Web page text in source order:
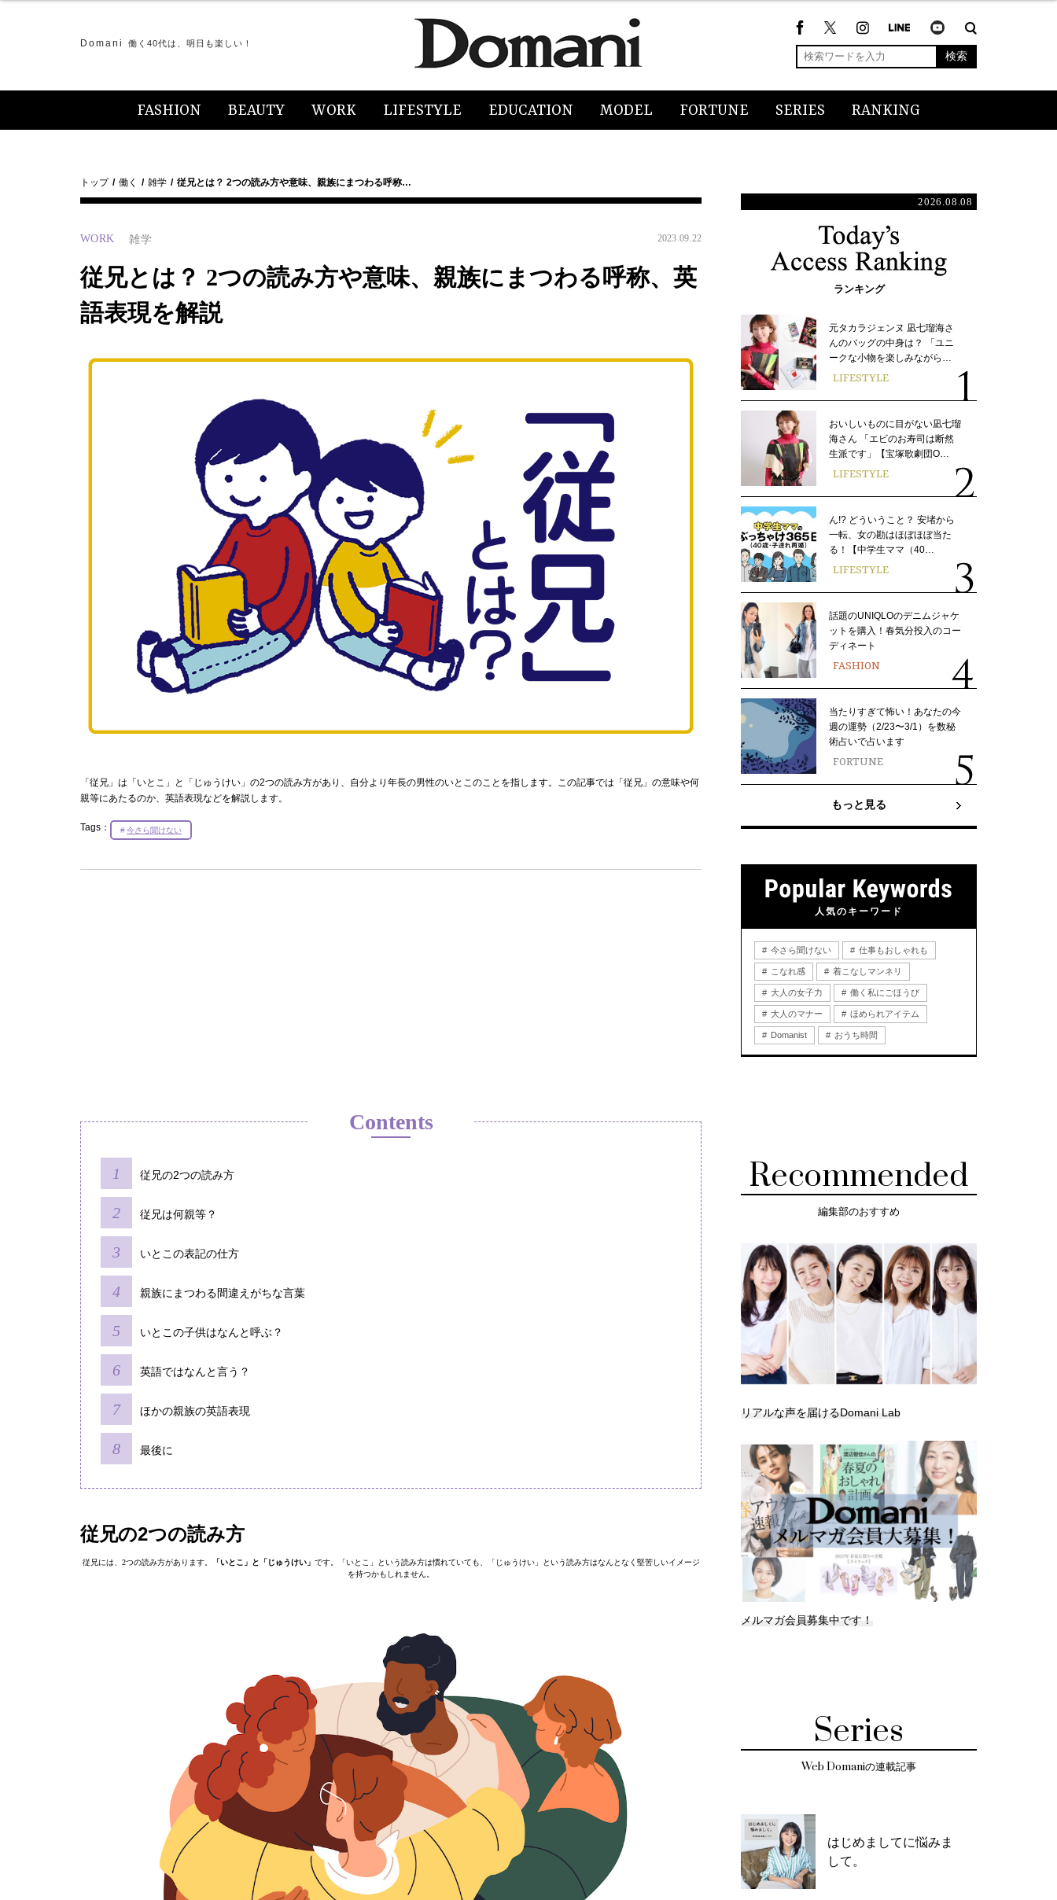
Domani 働く40代は、明日も楽しい！
検索
FASHION BEAUTY WORK LIFESTYLE EDUCATION MODEL FORTUNE SERIES RANKING
トップ 働く 雑学 従兄とは？ 2つの読み方や意味、親族にまつわる呼称…
WORK 雑学 2023.09.22
従兄とは？ 2つの読み方や意味、親族にまつわる呼称、英
語表現を解説
「従兄」は「いとこ」と「じゅうけい」の2つの読み方があり、自分より年長の男性のいとこのことを指します。この記事では「従兄」の意味や何
親等にあたるのか、英語表現などを解説します。
Tags： 今さら聞けない
Contents
従兄の2つの読み方
従兄は何親等？
いとこの表記の仕方
親族にまつわる間違えがちな言葉
いとこの子供はなんと呼ぶ？
英語ではなんと言う？
ほかの親族の英語表現
最後に
従兄の2つの読み方
従兄には、2つの読み方があります。 「いとこ」と「じゅうけい」 です。「いとこ」という読み方は慣れていても、「じゅうけい」という読み方はなんとなく堅苦しいイメージ
を持つかもしれません。
2026.08.08
ランキング
元タカラジェンヌ 凪七瑠海さ
んのバッグの中身は？ 「ユニ
ークな小物を楽しみながら…
LIFESTYLE
おいしいものに目がない凪七瑠
海さん 「エビのお寿司は断然
生派です」【宝塚歌劇団O…
LIFESTYLE
ん!? どういうこと？ 安堵から
一転、女の勘はほぼほぼ当た
る！【中学生ママ（40…
LIFESTYLE
話題のUNIQLOのデニムジャケ
ットを購入！春気分投入のコー
ディネート
FASHION
当たりすぎて怖い！あなたの今
週の運勢（2/23〜3/1）を数秘
術占いで占います
FORTUNE
もっと見る
人気のキーワード
今さら聞けない 仕事もおしゃれも
こなれ感 着こなしマンネリ
大人の女子力 働く私にごほうび
大人のマナー ほめられアイテム
Domanist おうち時間
Recommended
編集部のおすすめ
リアルな声を届けるDomani Lab
メルマガ会員募集中です！
Series
Web Domaniの連載記事
はじめましてに悩みま
して。